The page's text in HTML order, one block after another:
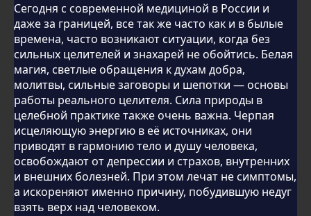
Сегодня с современной медициной в России и
даже за границей, все так же часто как и в былые
времена, часто возникают ситуации, когда без
сильных целителей и знахарей не обойтись. Белая
магия, светлые обращения к духам добра,
молитвы, сильные заговоры и шепотки — основы
работы реального целителя. Сила природы в
целебной практике также очень важна. Черпая
исцеляющую энергию в её источниках, они
приводят в гармонию тело и душу человека,
освобождают от депрессии и страхов, внутренних
и внешних болезней. При этом лечат не симптомы,
а искореняют именно причину, побудившую недуг
взять верх над человеком.